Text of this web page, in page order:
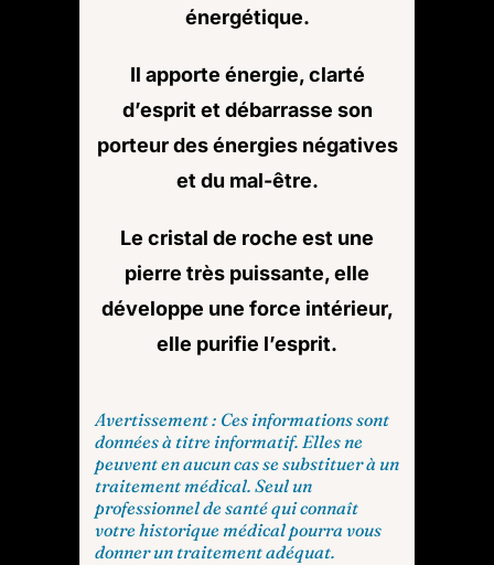
énergétique.
Il apporte énergie, clarté
d’esprit et débarrasse son
porteur des énergies négatives
et du mal-être.
Le cristal de roche est une
pierre très puissante, elle
développe une force intérieur,
elle purifie l’esprit.
Avertissement : Ces informations sont
données à titre informatif. Elles ne
peuvent en aucun cas se substituer à un
traitement médical. Seul un
professionnel de santé qui connaît
votre historique médical pourra vous
donner un traitement adéquat.